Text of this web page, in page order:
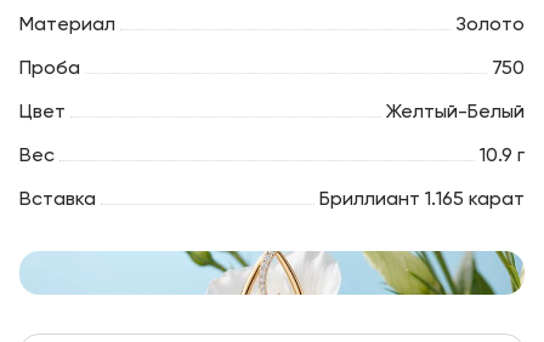
Материал Золото
Проба 750
Цвет Желтый-Белый
Вес 10.9 г
Вставка Бриллиант 1.165 карат